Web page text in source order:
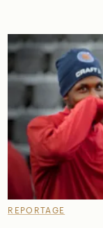
REPORTAGE